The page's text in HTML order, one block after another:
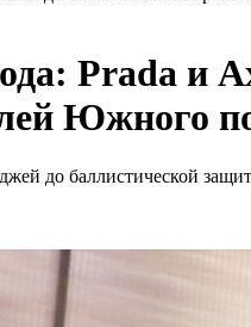
Prada и
Южного
до баллистической